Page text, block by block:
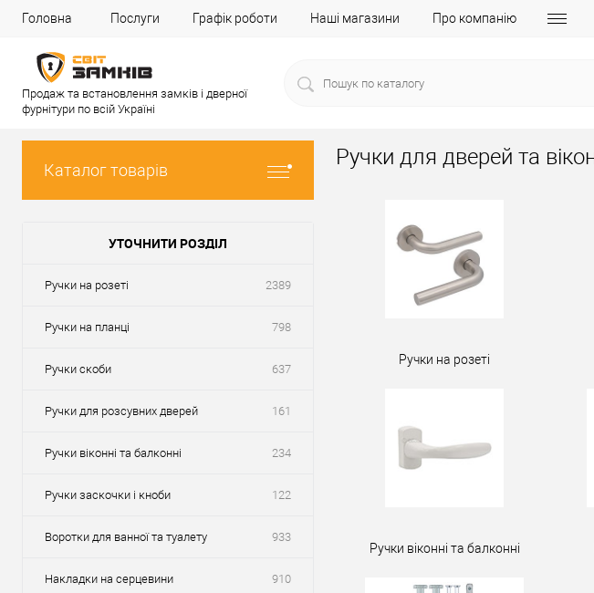
Головна Послуги Графік роботи Наші магазини Про компанію
Продаж та встановлення замків і дверної
фурнітури по всій Україні
Каталог товарів
УТОЧНИТИ РОЗДІЛ
Ручки на розеті 2389
Ручки на планці 798
Ручки скоби 637
Ручки для розсувних дверей 161
Ручки віконні та балконні 234
Ручки заскочки і кноби 122
Воротки для ванної та туалету 933
Накладки на серцевини 910
Ручки для дверей та
Ручки на розеті
Ручки віконні та балконні